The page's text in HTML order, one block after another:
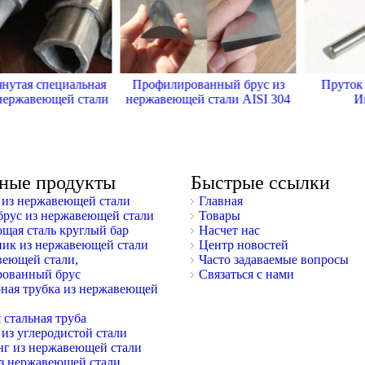
специальная
стали
Профилированный брус из
нержавеющей стали AISI 304
Пруток
продукты
нержавеющей стали
из нержавеющей стали
сталь круглый бар
из нержавеющей стали
стали,
брус
трубка из нержавеющей
труба
углеродистой стали
из нержавеющей стали
Быстрые ссылки
Главная
Товары
Насчет нас
Центр новостей
Часто задаваемые вопросы
Связаться с нами